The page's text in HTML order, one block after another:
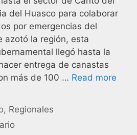
del Huasco para colaborar
por emergencias del
azotó la región, esta
llegó hasta la
entrega de canastas
más de 100 … Read more
, Regionales